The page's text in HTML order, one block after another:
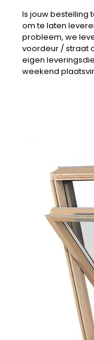
Is jouw bestelling
om te laten
probleem, we
voordeur / straat
eigen
weekend